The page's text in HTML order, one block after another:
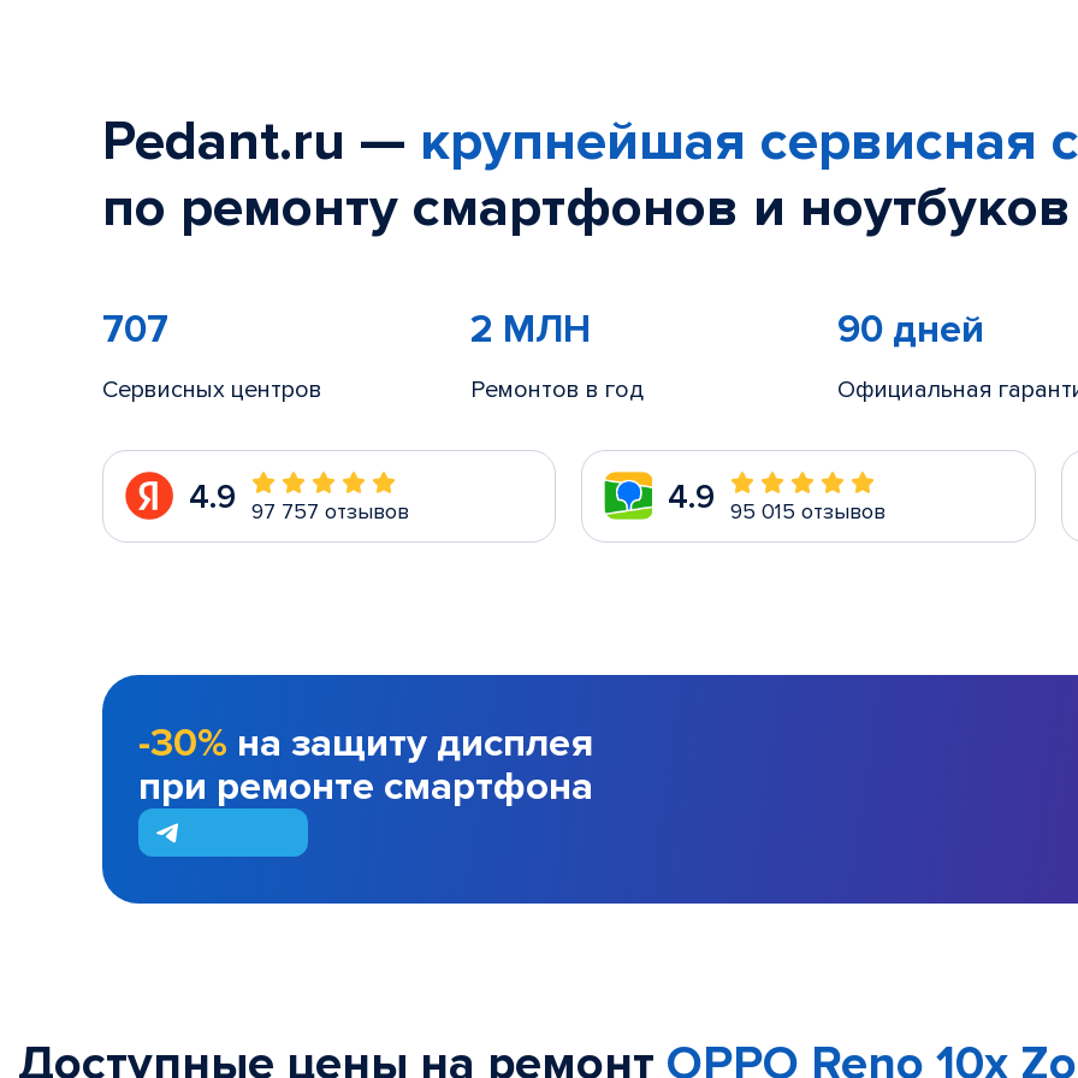
Pedant.ru — крупнейшая сервисная
по ремонту смартфонов и
707
Сервисных центров
2 МЛН
Ремонтов в год
90 дней
Официальная
4.9 97 757 отзывов 4.9 95 015 отзывов
-30% на защиту дисплея
при ремонте смартфона
Доступные цены на ремонт OPPO Reno 10x